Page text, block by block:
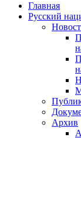
Главная
Русский
Архив